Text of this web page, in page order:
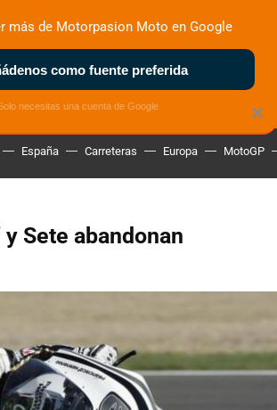
DEPORTIVAS MOTOS ELÉCTRICAS
España Carreteras Europa MotoGP
y Sete abandonan
×
más de Motorpasion Moto en Google
como fuente preferida
necesitas una cuenta de Google